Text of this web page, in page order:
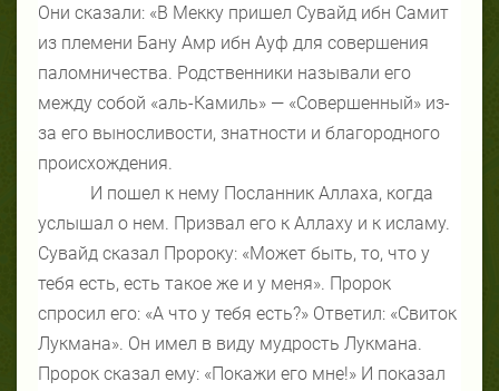
Они сказали: «В Мекку пришел Сувайд ибн Самит
из племени Бану Амр ибн Ауф для совершения
паломничества. Родственники называли его
между собой «аль-Камиль» — «Совершенный» из-
за его выносливости, знатности и благородного
происхождения.
И пошел к нему Посланник Аллаха, когда
услышал о нем. Призвал его к Аллаху и к исламу.
Сувайд сказал Пророку: «Может быть, то, что у
тебя есть, есть такое же и у меня». Пророк
спросил его: «А что у тебя есть?» Ответил: «Свиток
Лукмана». Он имел в виду мудрость Лукмана.
Пророк сказал ему: «Покажи его мне!» И показал